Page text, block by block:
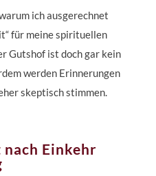
ich ausgerechnet
für meine spirituellen
Gutshof ist doch gar kein
werden Erinnerungen
skeptisch stimmen.
nach Einkehr